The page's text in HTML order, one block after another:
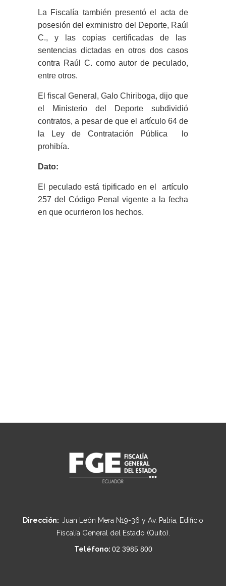
La Fiscalía también presentó el acta de
posesión del exministro del Deporte, Raúl
C., y las copias certificadas de las
sentencias dictadas en otros dos casos
contra Raúl C. como autor de peculado,
entre otros.
El fiscal General, Galo Chiriboga, dijo que
el Ministerio del Deporte subdividió
contratos, a pesar de que el artículo 64 de
la Ley de Contratación Pública lo
prohibía.
Dato:
El peculado está tipificado en el artículo
257 del Código Penal vigente a la fecha
en que ocurrieron los hechos.
Dirección: Juan León Mera N19-36 y Av. Patria, Edificio
Fiscalía General del Estado (Quito).
Teléfono: 02 3985 800